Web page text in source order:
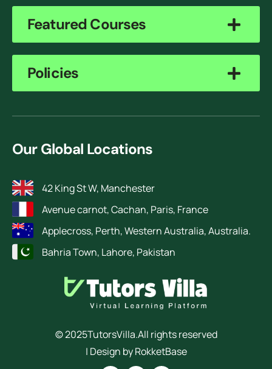
Featured Courses
Policies
© 2025TutorsVilla.All rights reserved
| Design by RokketBase
Our Global Locations
42 King St W, Manchester
Avenue carnot, Cachan, Paris, France
Applecross, Perth, Western Australia, Australia.
Bahria Town, Lahore, Pakistan